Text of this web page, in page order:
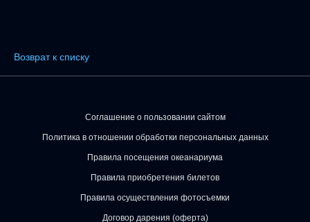
Возврат к списку
Соглашение о пользовании сайтом
Политика в отношении обработки персональных данных
Правила посещения океанариума
Правила приобретения билетов
Правила осуществления фотосъемки
Договор дарения (оферта)